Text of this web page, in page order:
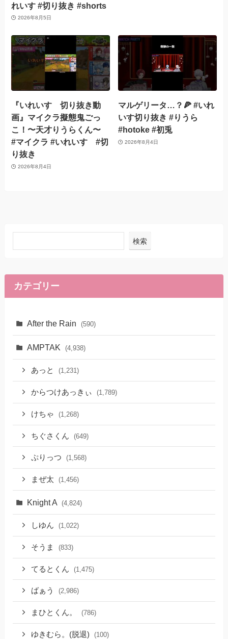
れいす #切り抜き #shorts
2026年8月5日
『いれいす 切り抜き動
画』マイクラ擬態鬼ごっ
こ！〜天才りうらくん〜
#マイクラ #いれいす #切
り抜き
2026年8月4日
マルゲリータ…？🍕 #いれ
いす切り抜き #りうら
#hotoke #初兎
2026年8月4日
検索
カテゴリー
After the Rain (590)
AMPTAK (4,938)
あっと (1,231)
からつけあっきぃ (1,789)
けちゃ (1,268)
ちぐさくん (649)
ぷりっつ (1,568)
まぜ太 (1,456)
Knight A (4,824)
しゆん (1,022)
そうま (833)
てるとくん (1,475)
ばぁう (2,986)
まひとくん。 (786)
ゆきむら。(脱退) (100)